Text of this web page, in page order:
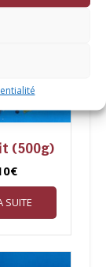
(500g)
€
SUITE